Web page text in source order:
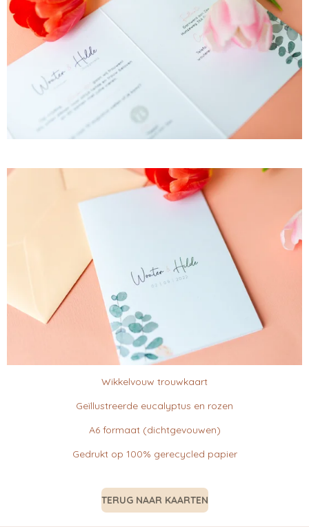
Wikkelvouw trouwkaart
Geïllustreerde eucalyptus en rozen
A6 formaat (dichtgevouwen)
Gedrukt op 100% gerecycled papier
TERUG NAAR KAARTEN